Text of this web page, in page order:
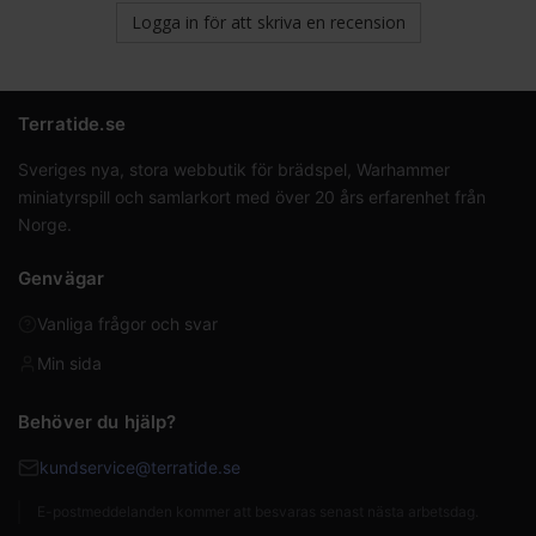
Logga in för att skriva en recension
Terratide.se
Sveriges nya, stora webbutik för brädspel, Warhammer
miniatyrspill och samlarkort med över 20 års erfarenhet från
Norge.
Genvägar
Vanliga frågor och svar
Min sida
Behöver du hjälp?
kundservice@terratide.se